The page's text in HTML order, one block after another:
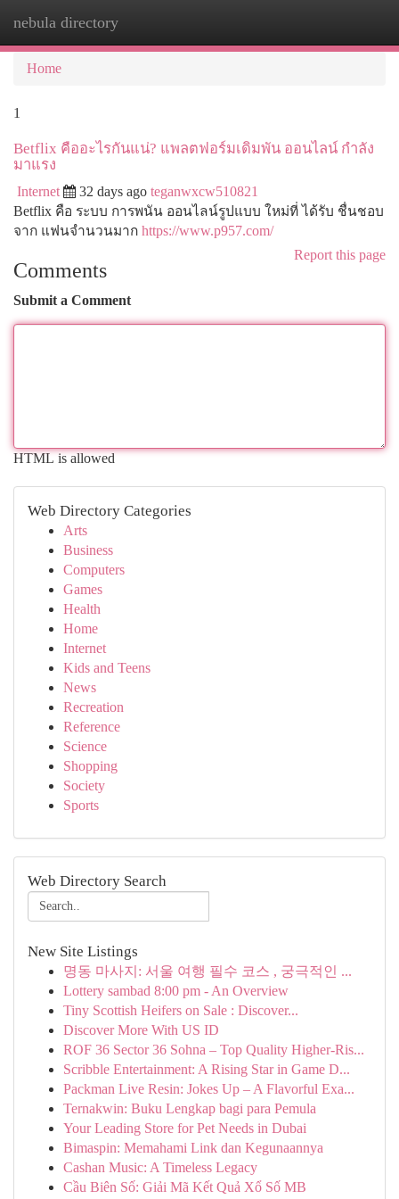
nebula directory
Home
1
Betflix คืออะไรกันแน่? แพลตฟอร์มเดิมพัน ออนไลน์ กำลัง
มาแรง
Internet 32 days ago teganwxcw510821
Betflix คือ ระบบ การพนัน ออนไลน์รูปแบบ ใหม่ที่ ได้รับ ชื่นชอบ
จาก แฟนจำนวนมาก https://www.p957.com/
Report this page
Comments
Submit a Comment
HTML is allowed
Web Directory Categories
Arts
Business
Computers
Games
Health
Home
Internet
Kids and Teens
News
Recreation
Reference
Science
Shopping
Society
Sports
Web Directory Search
New Site Listings
명동 마사지: 서울 여행 필수 코스 , 궁극적인 ...
Lottery sambad 8:00 pm - An Overview
Tiny Scottish Heifers on Sale : Discover...
Discover More With US ID
ROF 36 Sector 36 Sohna – Top Quality Higher-Ris...
Scribble Entertainment: A Rising Star in Game D...
Packman Live Resin: Jokes Up – A Flavorful Exa...
Ternakwin: Buku Lengkap bagi para Pemula
Your Leading Store for Pet Needs in Dubai
Bimaspin: Memahami Link dan Kegunaannya
Cashan Music: A Timeless Legacy
Cầu Biên Số: Giải Mã Kết Quả Xổ Số MB